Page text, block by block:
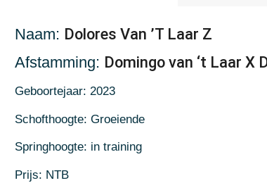
Naam: Dolores Van ’T Laar Z
Afstamming: Domingo van ‘t Laar X
Geboortejaar: 2023
Schofthoogte: Groeiende
Springhoogte: in training
Prijs: NTB